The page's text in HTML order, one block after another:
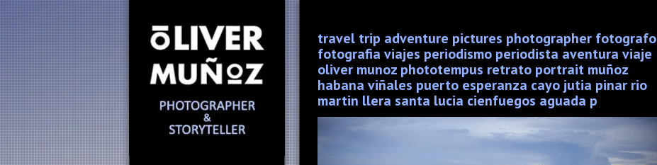
travel trip adventure pictures photographer fotografo
fotografia viajes periodismo periodista aventura viaje
oliver munoz phototempus retrato portrait muñoz
habana viñales puerto esperanza cayo jutia pinar rio
martin llera santa lucia cienfuegos aguada p